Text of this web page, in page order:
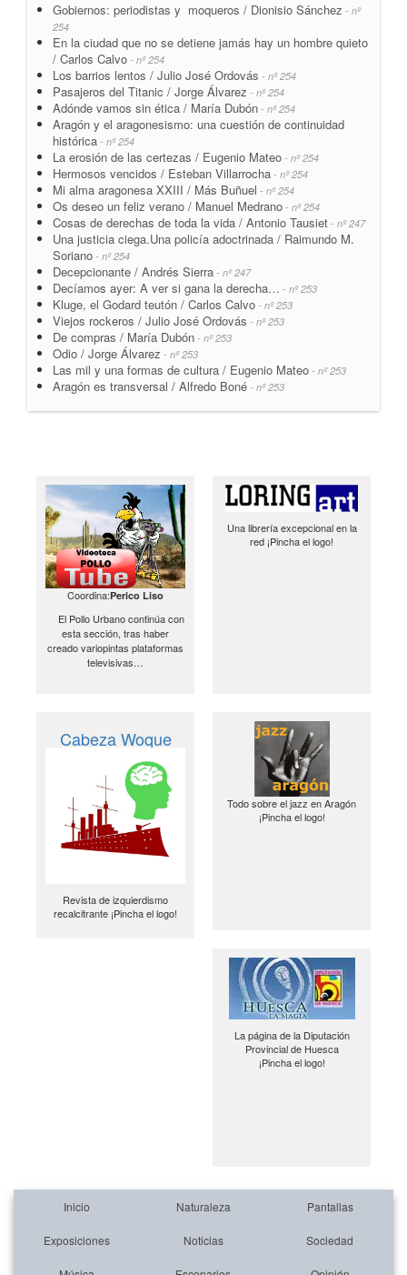
Gobiernos: periodistas y moqueros / Dionisio Sánchez - nº
254
En la ciudad que no se detiene jamás hay un hombre quieto
/ Carlos Calvo - nº 254
Los barrios lentos / Julio José Ordovás - nº 254
Pasajeros del Titanic / Jorge Álvarez - nº 254
Adónde vamos sin ética / María Dubón - nº 254
Aragón y el aragonesismo: una cuestión de continuidad
histórica - nº 254
La erosión de las certezas / Eugenio Mateo - nº 254
Hermosos vencidos / Esteban Villarrocha - nº 254
Mi alma aragonesa XXIII / Más Buñuel - nº 254
Os deseo un feliz verano / Manuel Medrano - nº 254
Cosas de derechas de toda la vida / Antonio Tausiet - nº 247
Una justicia ciega.Una policía adoctrinada / Raimundo M.
Soriano - nº 254
Decepcionante / Andrés Sierra - nº 247
Decíamos ayer: A ver si gana la derecha… - nº 253
Kluge, el Godard teutón / Carlos Calvo - nº 253
Viejos rockeros / Julio José Ordovás - nº 253
De compras / María Dubón - nº 253
Odio / Jorge Álvarez - nº 253
Las mil y una formas de cultura / Eugenio Mateo - nº 253
Aragón es transversal / Alfredo Boné - nº 253
Coordina:Perico Liso
El Pollo Urbano continúa con
esta sección, tras haber
creado variopintas plataformas
televisivas…
Una librería excepcional en la
red ¡Pincha el logo!
Cabeza Woque
Revista de izquierdismo
recalcitrante ¡Pincha el logo!
Todo sobre el jazz en Aragón
¡Pincha el logo!
La página de la Diputación
Provincial de Huesca
¡Pincha el logo!
Inicio Naturaleza Pantallas
Exposiciones Noticias Sociedad